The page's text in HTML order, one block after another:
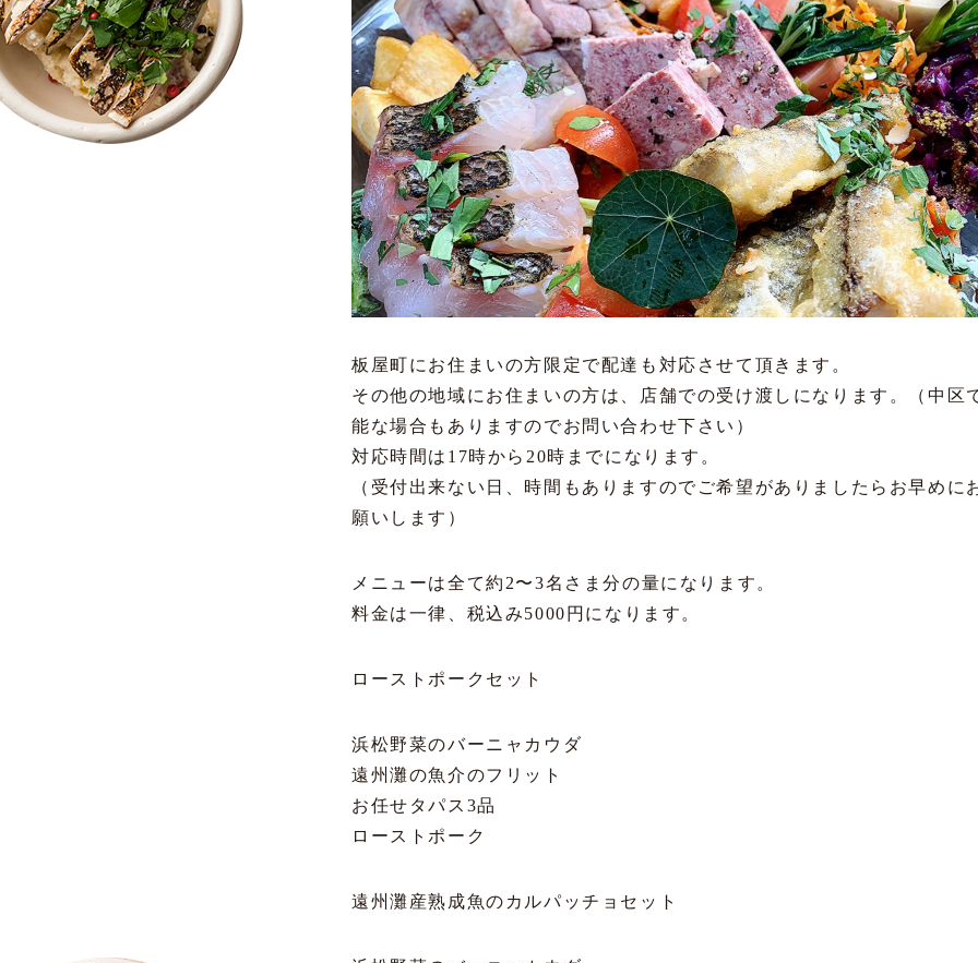
板屋町にお住まいの方限定で配達も対応させて頂きます。
その他の地域にお住まいの方は、店舗での受け渡しになります。（中区
能な場合もありますのでお問い合わせ下さい）
対応時間は17時から20時までになります。
（受付出来ない日、時間もありますのでご希望がありましたらお早めに
願いします）
メニューは全て約2〜3名さま分の量になります。
料金は一律、税込み5000円になります。
ローストポークセット
浜松野菜のバーニャカウダ
遠州灘の魚介のフリット
お任せタパス3品
ローストポーク
遠州灘産熟成魚のカルパッチョセット